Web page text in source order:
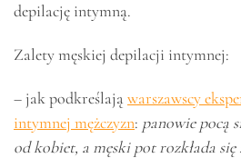
depilację intymną.
Zalety męskiej depilacji intymnej:
– jak podkreślająwarszawscy
intymnej mężczyzn: panowie pocą
od kobiet, a męski pot rozkłada się